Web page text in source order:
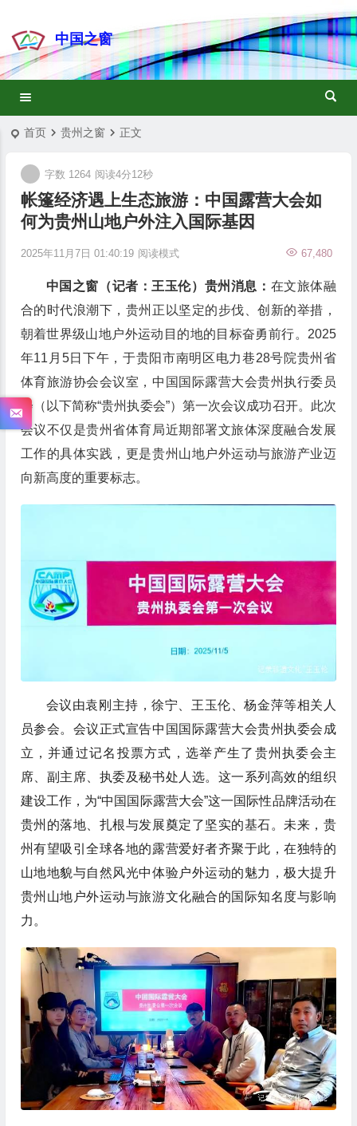
中国之窗
首页 贵州之窗 正文
帐篷经济遇上生态旅游：中国露营大会如
何为贵州山地户外注入国际基因
2025年11月7日 01:40:19 67,480
字数 1264 阅读4分12秒
阅读模式
中国之窗（记者：王玉伦）贵州消息： 在文旅体融
合的时代浪潮下，贵州正以坚定的步伐、创新的举措，
朝着世界级山地户外运动目的地的目标奋勇前行。2025
年11月5日下午，于贵阳市南明区电力巷28号院贵州省
体育旅游协会会议室，中国国际露营大会贵州执行委员
会（以下简称“贵州执委会”）第一次会议成功召开。此次
会议不仅是贵州省体育局近期部署文旅体深度融合发展
工作的具体实践，更是贵州山地户外运动与旅游产业迈
向新高度的重要标志。
会议由袁刚主持，徐宁、王玉伦、杨金萍等相关人
员参会。会议正式宣告中国国际露营大会贵州执委会成
立，并通过记名投票方式，选举产生了贵州执委会主
席、副主席、执委及秘书处人选。这一系列高效的组织
建设工作，为“中国国际露营大会”这一国际性品牌活动在
贵州的落地、扎根与发展奠定了坚实的基石。未来，贵
州有望吸引全球各地的露营爱好者齐聚于此，在独特的
山地地貌与自然风光中体验户外运动的魅力，极大提升
贵州山地户外运动与旅游文化融合的国际知名度与影响
力。